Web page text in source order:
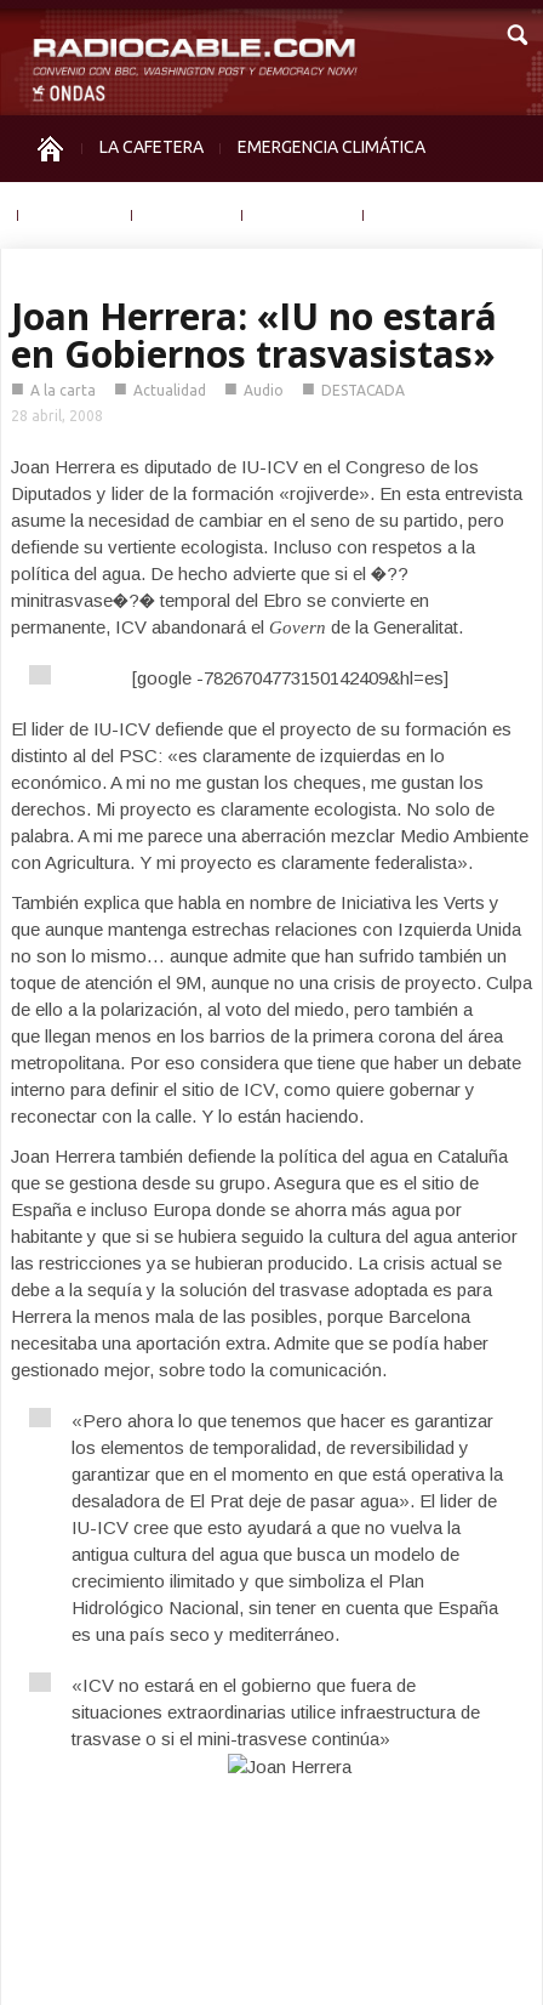
LA CAFETERA EMERGENCIA CLIMÁTICA
Joan Herrera: «IU no estará
en Gobiernos trasvasistas»
■ A la carta ■ Actualidad ■ Audio ■ DESTACADA
28 abril, 2008
Joan Herrera es diputado de IU-ICV en el Congreso de los
Diputados y lider de la formación «rojiverde». En esta entrevista
asume la necesidad de cambiar en el seno de su partido, pero
defiende su vertiente ecologista. Incluso con respetos a la
política del agua. De hecho advierte que si el �??
minitrasvase�?� temporal del Ebro se convierte en
permanente, ICV abandonará el Govern de la Generalitat.
[google -7826704773150142409&hl=es]
El lider de IU-ICV defiende que el proyecto de su formación es
distinto al del PSC: «es claramente de izquierdas en lo
económico. A mi no me gustan los cheques, me gustan los
derechos. Mi proyecto es claramente ecologista. No solo de
palabra. A mi me parece una aberración mezclar Medio Ambiente
con Agricultura. Y mi proyecto es claramente federalista».
También explica que habla en nombre de Iniciativa les Verts y
que aunque mantenga estrechas relaciones con Izquierda Unida
no son lo mismo… aunque admite que han sufrido también un
toque de atención el 9M, aunque no una crisis de proyecto. Culpa
de ello a la polarización, al voto del miedo, pero también a
que llegan menos en los barrios de la primera corona del área
metropolitana. Por eso considera que tiene que haber un debate
interno para definir el sitio de ICV, como quiere gobernar y
reconectar con la calle. Y lo están haciendo.
Joan Herrera también defiende la política del agua en Cataluña
que se gestiona desde su grupo. Asegura que es el sitio de
España e incluso Europa donde se ahorra más agua por
habitante y que si se hubiera seguido la cultura del agua anterior
las restricciones ya se hubieran producido. La crisis actual se
debe a la sequía y la solución del trasvase adoptada es para
Herrera la menos mala de las posibles, porque Barcelona
necesitaba una aportación extra. Admite que se podía haber
gestionado mejor, sobre todo la comunicación.
«Pero ahora lo que tenemos que hacer es garantizar
los elementos de temporalidad, de reversibilidad y
garantizar que en el momento en que está operativa la
desaladora de El Prat deje de pasar agua». El lider de
IU-ICV cree que esto ayudará a que no vuelva la
antigua cultura del agua que busca un modelo de
crecimiento ilimitado y que simboliza el Plan
Hidrológico Nacional, sin tener en cuenta que España
es una país seco y mediterráneo.
«ICV no estará en el gobierno que fuera de
situaciones extraordinarias utilice infraestructura de
trasvase o si el mini-trasvese continúa»